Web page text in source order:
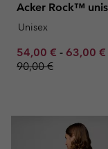
Acker Rock™
Unisex
Minimum sale
54,00 € - 63,00 €
90,00 €